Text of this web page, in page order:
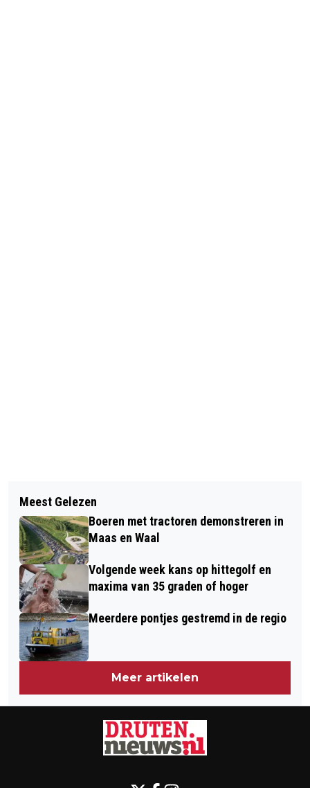
COLUMN: NIEUWE EN FRISSE
SCHOLEN
HUIZENPRIJZEN STIJGEN IETS
HARDER IN MEI DAN MAAND EERDER
Meest Gelezen
Boeren met tractoren demonstreren in
Maas en Waal
Volgende week kans op hittegolf en
maxima van 35 graden of hoger
Meerdere pontjes gestremd in de regio
Meer artikelen